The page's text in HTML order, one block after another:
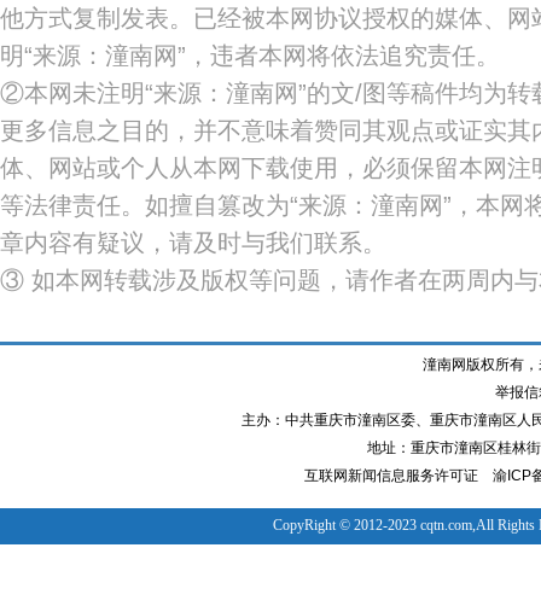
他方式复制发表。已经被本网协议授权的媒体、
明“来源：潼南网”，违者本网将依法追究责任。
②本网未注明“来源：潼南网”的文/图等稿件均为
更多信息之目的，并不意味着赞同其观点或证实
体、网站或个人从本网下载使用，必须保留本网注
等法律责任。如擅自篡改为“来源：潼南网”，本网
章内容有疑议，请及时与我们联系。
③ 如本网转载涉及版权等问题，请作者在两周内
潼南网版权所有
举报
主办：中共重庆市潼南区委、重庆市潼南区
地址：重庆市潼南区桂林
互联网新闻信息服务许可证
渝ICP
CopyRight © 2012-2023 cqtn.com,All Rights